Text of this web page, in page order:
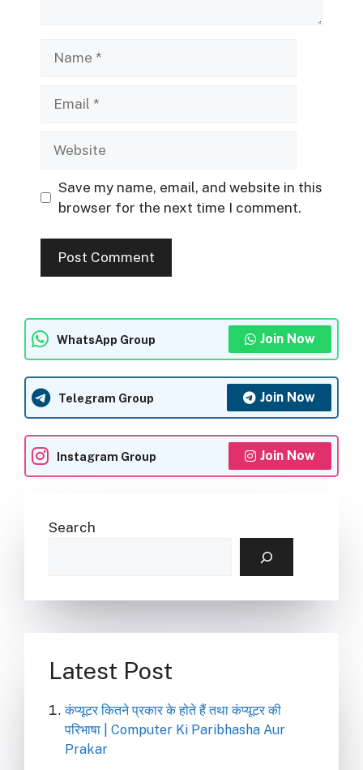
Save my name, email, and website in this
browser for the next time I comment.
WhatsApp Group Join Now
Telegram Group Join Now
Instagram Group Join Now
Search
Latest Post
कंप्यूटर कितने प्रकार के होते हैं तथा कंप्यूटर की
परिभाषा | Computer Ki Paribhasha Aur
Prakar